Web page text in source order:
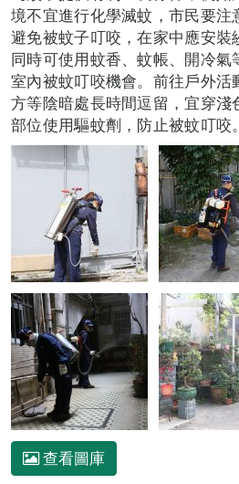
境不宜進行化學滅蚊，市民要注
避免被蚊子叮咬，在家中應安裝
同時可使用蚊香、蚊帳、開冷
室內被蚊叮咬機會。前往戶外
方等陰暗處長時間逗留，宜穿淺
部位使用驅蚊劑，防止被蚊叮咬。
查看圖庫